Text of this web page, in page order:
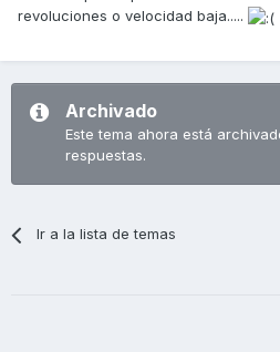
revoluciones o velocidad baja.....
Archivado
Este tema ahora está
respuestas.
Ir a la lista de temas